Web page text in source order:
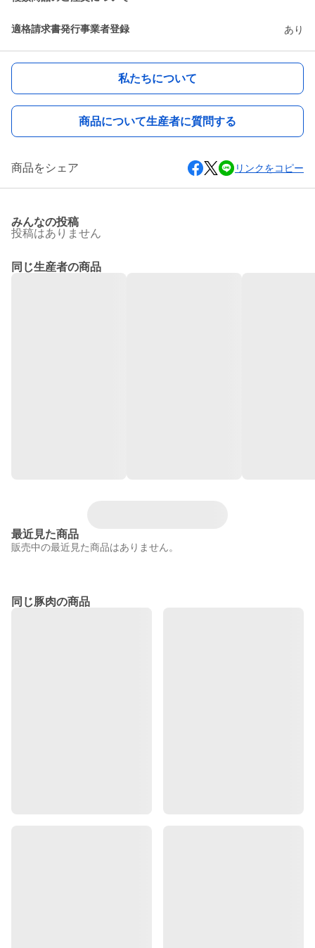
適格請求書発行事業者登録 あり
私たちについて
商品について生産者に質問する
商品をシェア リンクをコピー
みんなの投稿
投稿はありません
同じ生産者の商品
最近見た商品
販売中の最近見た商品はありません。
同じ豚肉の商品